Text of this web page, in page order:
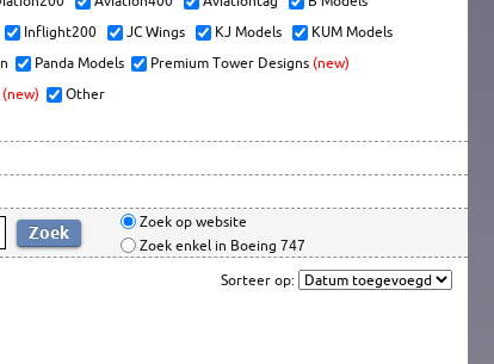
Inflight200 JC Wings KJ Models
KUM Models
Panda Models Premium Tower Designs (new)
(new)
Other
Zoek op website
Zoek enkel in Boeing 747
Sorteer op: